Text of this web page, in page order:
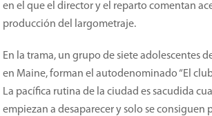
en el que el director y el reparto comentan
producción del largometraje.
En la trama, un grupo de siete adolescentes
en Maine, forman el autodenominado “El
La pacífica rutina de la ciudad es sacudida
empiezan a desaparecer y solo se consiguen